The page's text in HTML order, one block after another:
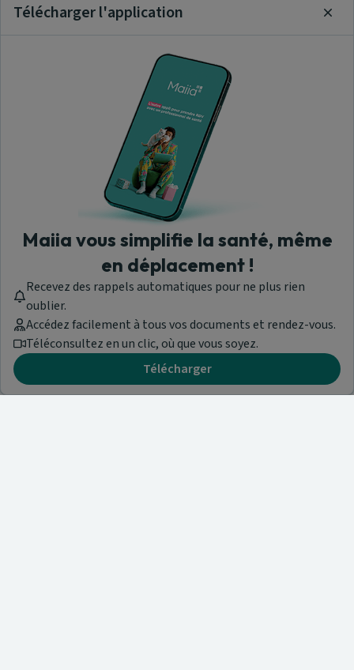
Télécharger l'application
Maiia vous simplifie la santé, même
en déplacement !
Recevez des rappels automatiques pour ne plus rien
oublier.
Accédez facilement à tous vos documents et rendez-vous.
Téléconsultez en un clic, où que vous soyez.
Télécharger